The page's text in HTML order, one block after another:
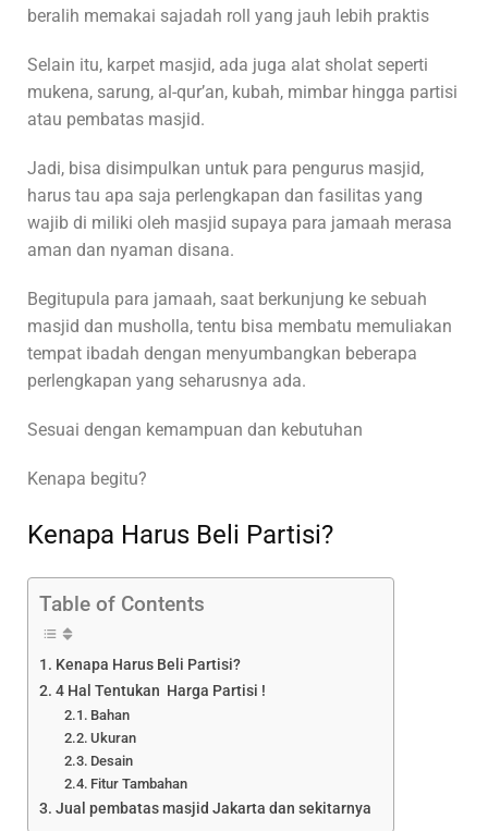
beralih memakai sajadah roll yang jauh lebih praktis
Selain itu, karpet masjid, ada juga alat sholat seperti
mukena, sarung, al-qur’an, kubah, mimbar hingga partisi
atau pembatas masjid.
Jadi, bisa disimpulkan untuk para pengurus masjid,
harus tau apa saja perlengkapan dan fasilitas yang
wajib di miliki oleh masjid supaya para jamaah merasa
aman dan nyaman disana.
Begitupula para jamaah, saat berkunjung ke sebuah
masjid dan musholla, tentu bisa membatu memuliakan
tempat ibadah dengan menyumbangkan beberapa
perlengkapan yang seharusnya ada.
Sesuai dengan kemampuan dan kebutuhan
Kenapa begitu?
Kenapa Harus Beli Partisi?
Table of Contents
Kenapa Harus Beli Partisi?
4 Hal Tentukan Harga Partisi !
Bahan
Ukuran
Desain
Fitur Tambahan
Jual pembatas masjid Jakarta dan sekitarnya